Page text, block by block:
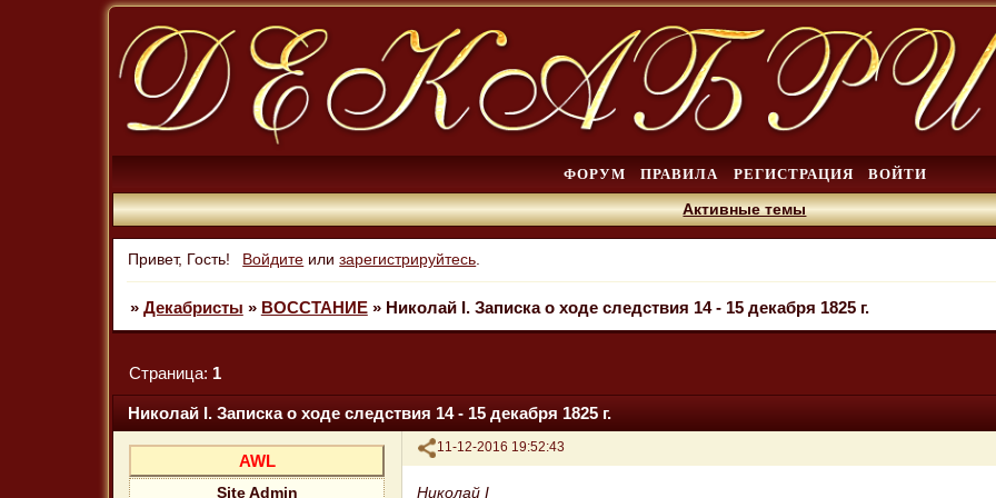
ФОРУМ ПРАВИЛА РЕГИСТРАЦИЯ ВОЙТИ
Активные темы
Привет, Гость! Войдите илизарегистрируйтесь.
» Декабристы » ВОССТАНИЕ » Николай I. Записка о ходе следствия 14 - 15 декабря 1825 г.
Николай I. Записка о ходе следствия 14 - 15 декабря 1825 г.
Страница: 1
Поделиться
11-12-2016 19:52:43
AWL
Site Admin Николай I